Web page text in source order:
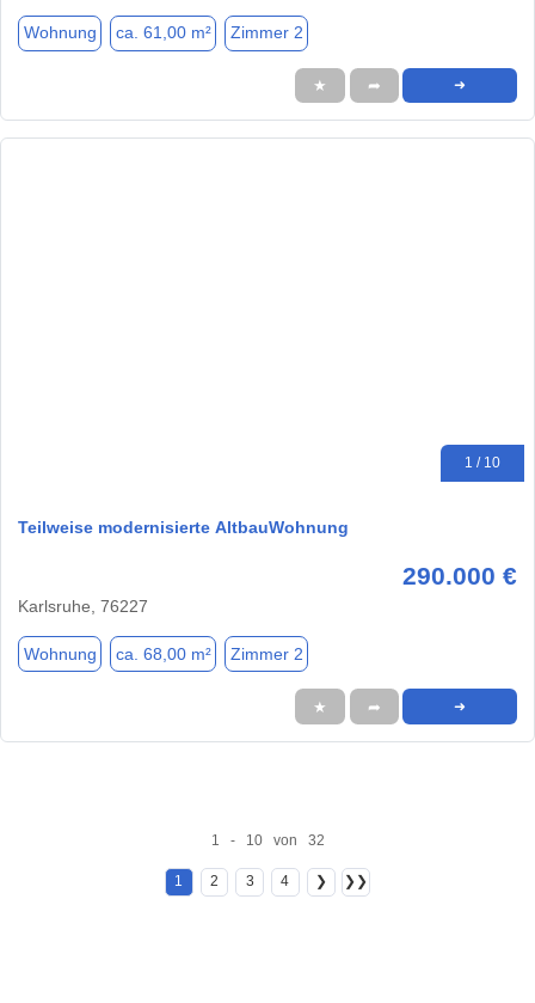
Wohnung ca. 61,00 m² Zimmer 2
★ ➦ ➜
1 / 10
Teilweise modernisierte AltbauWohnung
290.000 €
Karlsruhe, 76227
Wohnung ca. 68,00 m² Zimmer 2
★ ➦ ➜
1 - 10 von 32
1 2 3 4 ❯ ❯❯